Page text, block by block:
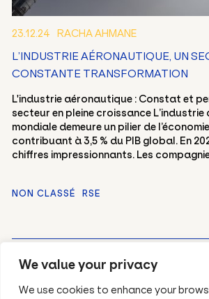
We value your privacy
We use cookies to enhance your
EN FR
23.12.24 RACHA AHMANE
L’INDUSTRIE AÉRONAUTIQUE, UN
CONSTANTE TRANSFORMATION
L'industrie aéronautique : Constat et
secteur en pleine croissance
mondiale demeure un pilier de
contribuant à 3,5 % du PIB global. En
chiffres impressionnants. Les
NON CLASSÉ RSE
DÉCOUVREZ TOUS NOS